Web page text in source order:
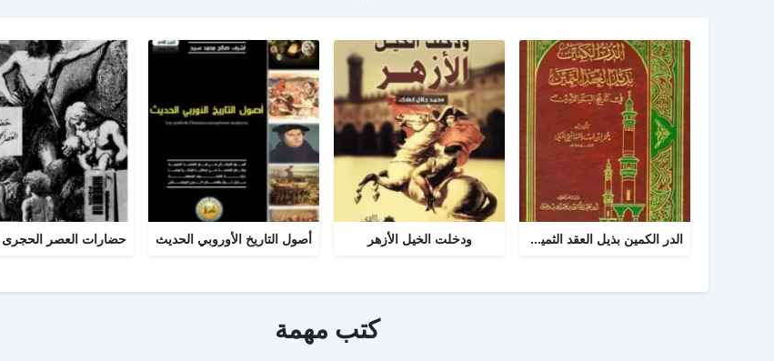
الدر الكمين بذيل العقد الثمين في تاريخ البلد الأمين ودخلت الخيل الأزهر أصول التاريخ الأوروبي الحديث
كتب مهمة